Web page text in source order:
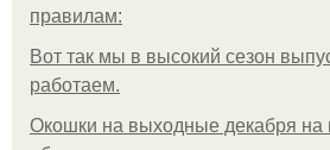
правилам:
Вот так мы в высокий сезон
работаем.
Окошки на выходные декабря на